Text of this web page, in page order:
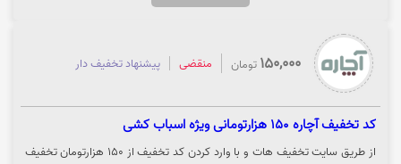
150,000 تومان منقضی پیشنهاد تخفیف دار
کد تخفیف آچاره 150 هزارتومانی ویژه اسباب کشی
از طریق سایت تخفیف هات و با وارد کردن کد تخفیف از 150 هزارتومان تخفیف